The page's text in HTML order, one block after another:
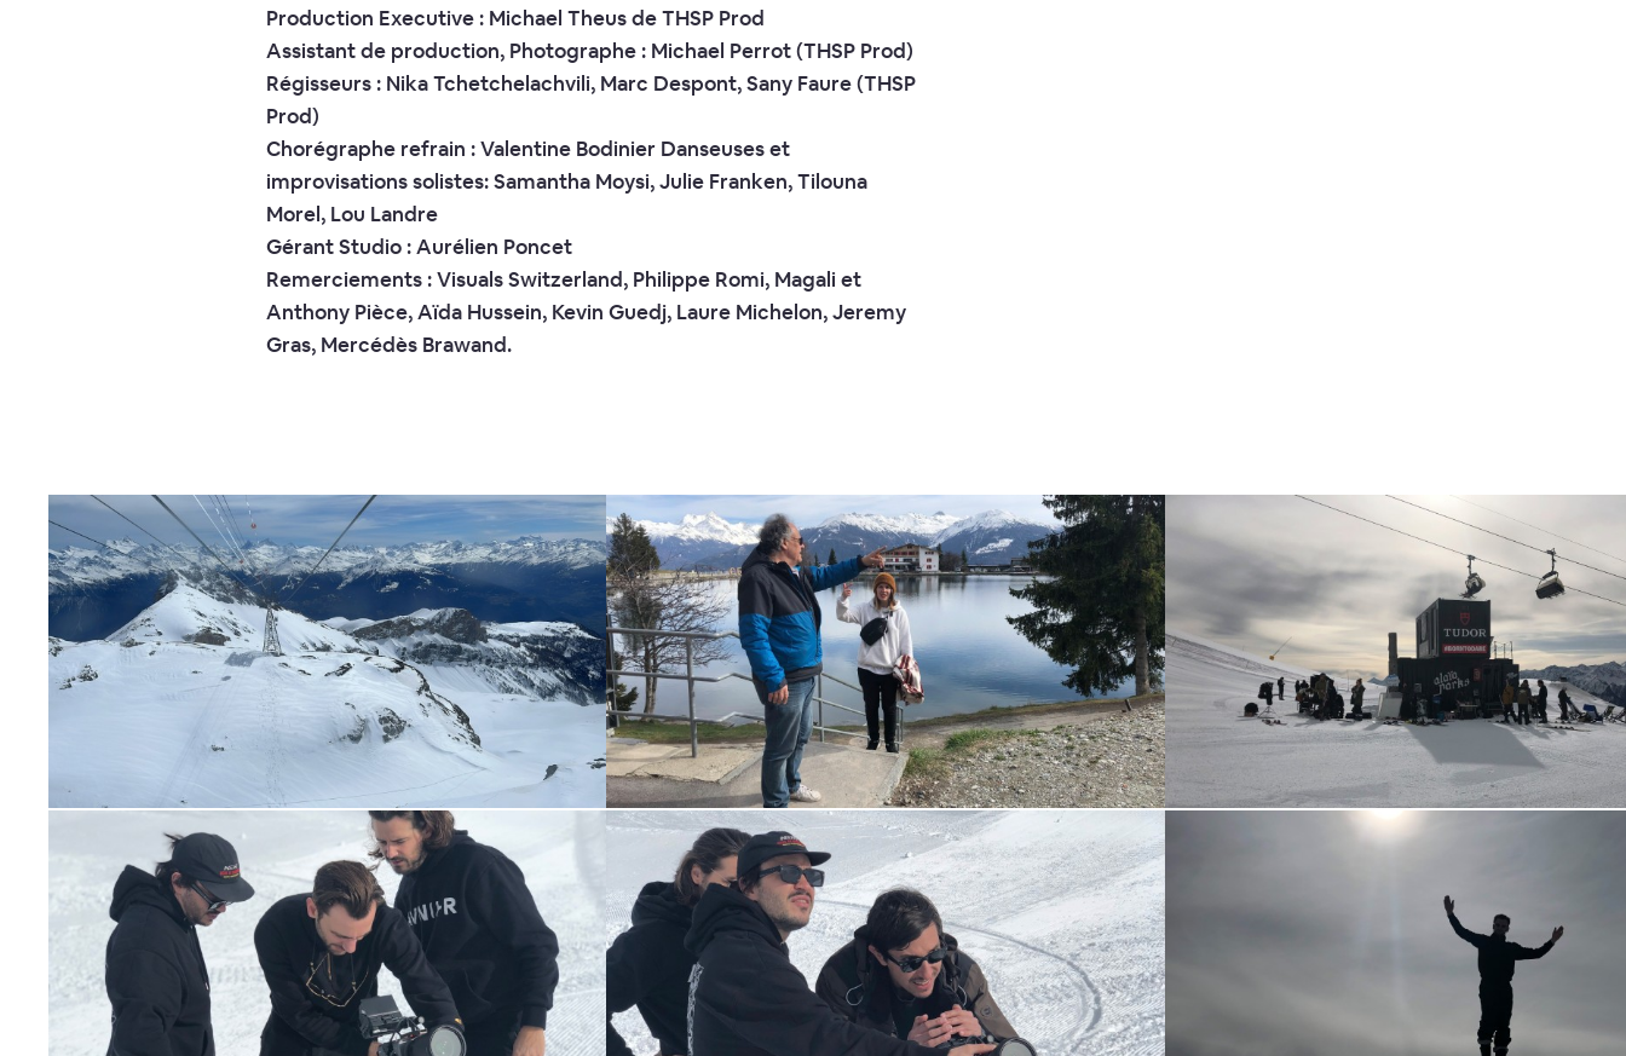
Production Executive : Michael Theus de THSP Prod
Assistant de production, Photographe : Michael Perrot (THSP Prod)
Régisseurs : Nika Tchetchelachvili, Marc Despont, Sany Faure (THSP
Prod)
Chorégraphe refrain : Valentine Bodinier Danseuses et
improvisations solistes: Samantha Moysi, Julie Franken, Tilouna
Morel, Lou Landre
Gérant Studio : Aurélien Poncet
Remerciements : Visuals Switzerland, Philippe Romi, Magali et
Anthony Pièce, Aïda Hussein, Kevin Guedj, Laure Michelon, Jeremy
Gras, Mercédès Brawand.